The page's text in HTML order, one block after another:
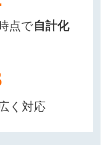
点で自計化
く対応